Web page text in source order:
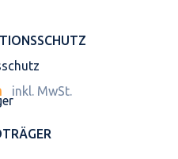
inkl. MwSt.